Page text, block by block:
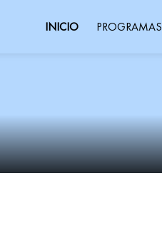
INICIO PROGRAMAS